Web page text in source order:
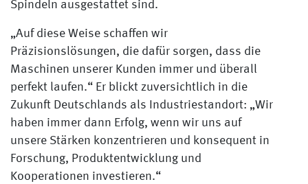
Spindeln ausgestattet sind.
„Auf diese Weise schaffen wir
Präzisionslösungen, die dafür sorgen, dass die
Maschinen unserer Kunden immer und überall
perfekt laufen.“ Er blickt zuversichtlich in die
Zukunft Deutschlands als Industriestandort: „Wir
haben immer dann Erfolg, wenn wir uns auf
unsere Stärken konzentrieren und konsequent in
Forschung, Produktentwicklung und
Kooperationen investieren.“